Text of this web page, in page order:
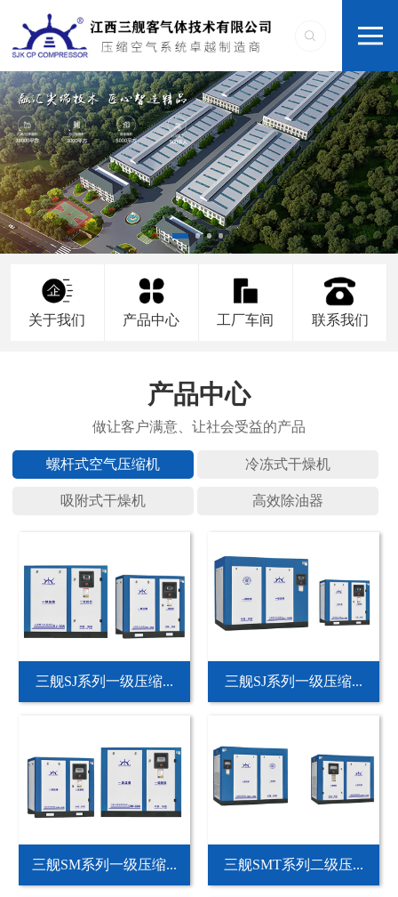
关于我们 产品中心 工厂车间 联系我们
产品中心
螺杆式空 冷冻式干
吸附式干 高效除油
三舰SJ系列一级压缩... 三舰SJ系列一级压缩...
三舰SM系列一级压缩... 三舰SMT系列二级压...